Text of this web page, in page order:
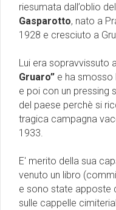
riesumata dall’oblio
Gasparotto, nato a
1928 e cresciuto a
Lui era sopravvissuto
Gruaro” e ha smosso
e poi con un pressing
del paese perchè si
tragica campagna
1933.
E' merito della sua
venuto un libro
e sono state apposte
sulle cappelle